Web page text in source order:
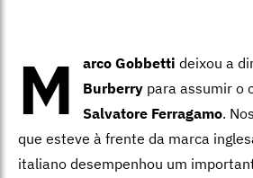
M arco Gobbetti deixou a
Burberry para assumir o
Salvatore Ferragamo.
que esteve à frente da marca
italiano desempenhou um